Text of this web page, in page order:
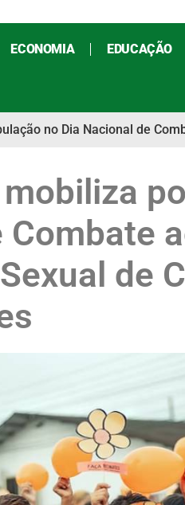
ECONOMIA EDUCAÇÃO
no Dia Nacional de
de